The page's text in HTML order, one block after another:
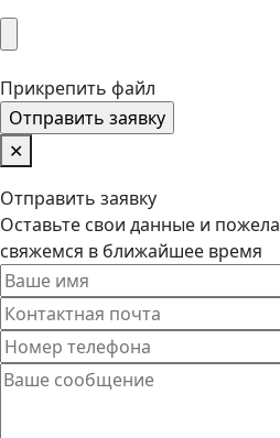
Прикрепить файл
✕
Отправить заявку
Оставьте свои данные и
свяжемся в ближайшее время